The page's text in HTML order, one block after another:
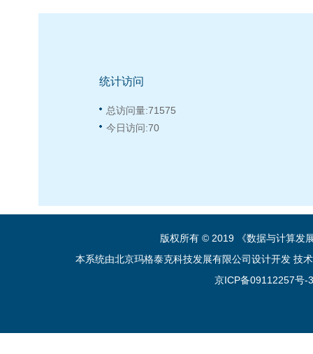
统计访问
总访问量:71575
今日访问:70
版权所有 © 2019 《数据与计算发
本系统由北京玛格泰克科技发展有限公司设计开发 技
京ICP备09112257号-